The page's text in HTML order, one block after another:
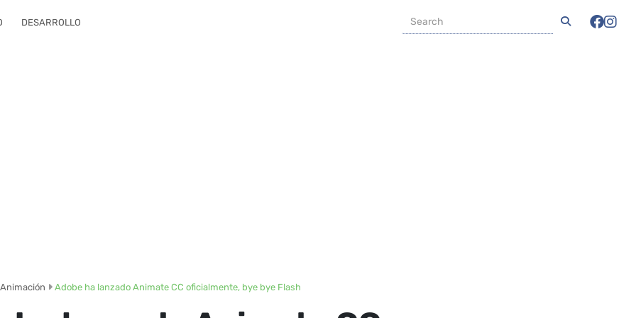
DESARROLLO
Animación Adobe ha lanzado Animate CC oficialmente, bye bye Flash